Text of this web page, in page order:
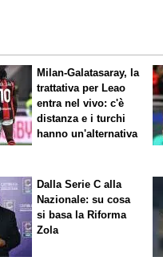
Milan-Galatasaray, la
trattativa per Leao
entra nel vivo: c'è
distanza e i turchi
hanno un'alternativa
Dalla Serie C alla
Nazionale: su cosa
si basa la Riforma
Zola